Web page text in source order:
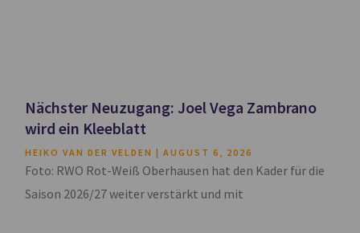
Nächster Neuzugang: Joel Vega Zambrano
wird ein Kleeblatt
HEIKO VAN DER VELDEN AUGUST 6, 2026
Foto: RWO Rot-Weiß Oberhausen hat den Kader für die
Saison 2026/27 weiter verstärkt und mit